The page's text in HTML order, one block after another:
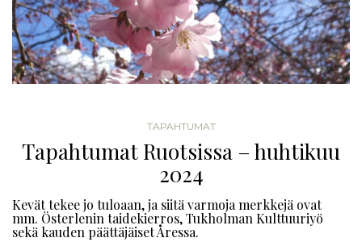
TAPAHTUMAT
Tapahtumat Ruotsissa – huhtikuu
2024
Kevät tekee jo tuloaan, ja siitä varmoja merkkejä ovat
mm. Österlenin taidekierros, Tukholman Kulttuuriyö
sekä kauden päättäjäiset Åressa.